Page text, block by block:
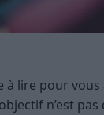
lire pour
n’est pas